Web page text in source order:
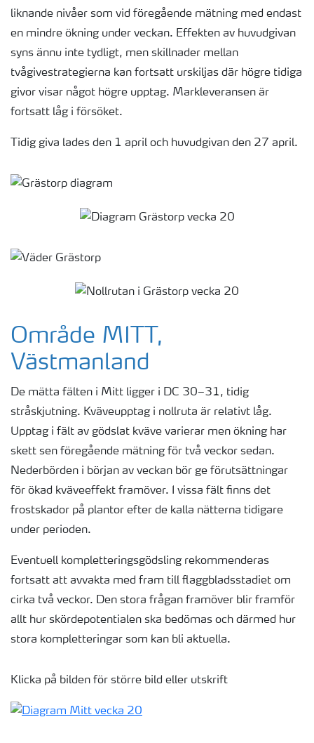
liknande nivåer som vid föregående mätning med endast
en mindre ökning under veckan. Effekten av huvudgivan
syns ännu inte tydligt, men skillnader mellan
tvågivestrategierna kan fortsatt urskiljas där högre tidiga
givor visar något högre upptag. Markleveransen är
fortsatt låg i försöket.
Tidig giva lades den 1 april och huvudgivan den 27 april.
Område MITT,
Västmanland
De mätta fälten i Mitt ligger i DC 30–31, tidig
stråskjutning. Kväveupptag i nollruta är relativt låg.
Upptag i fält av gödslat kväve varierar men ökning har
skett sen föregående mätning för två veckor sedan.
Nederbörden i början av veckan bör ge förutsättningar
för ökad kväveeffekt framöver. I vissa fält finns det
frostskador på plantor efter de kalla nätterna tidigare
under perioden.
Eventuell kompletteringsgödsling rekommenderas
fortsatt att avvakta med fram till flaggbladsstadiet om
cirka två veckor. Den stora frågan framöver blir framför
allt hur skördepotentialen ska bedömas och därmed hur
stora kompletteringar som kan bli aktuella.
Klicka på bilden för större bild eller utskrift